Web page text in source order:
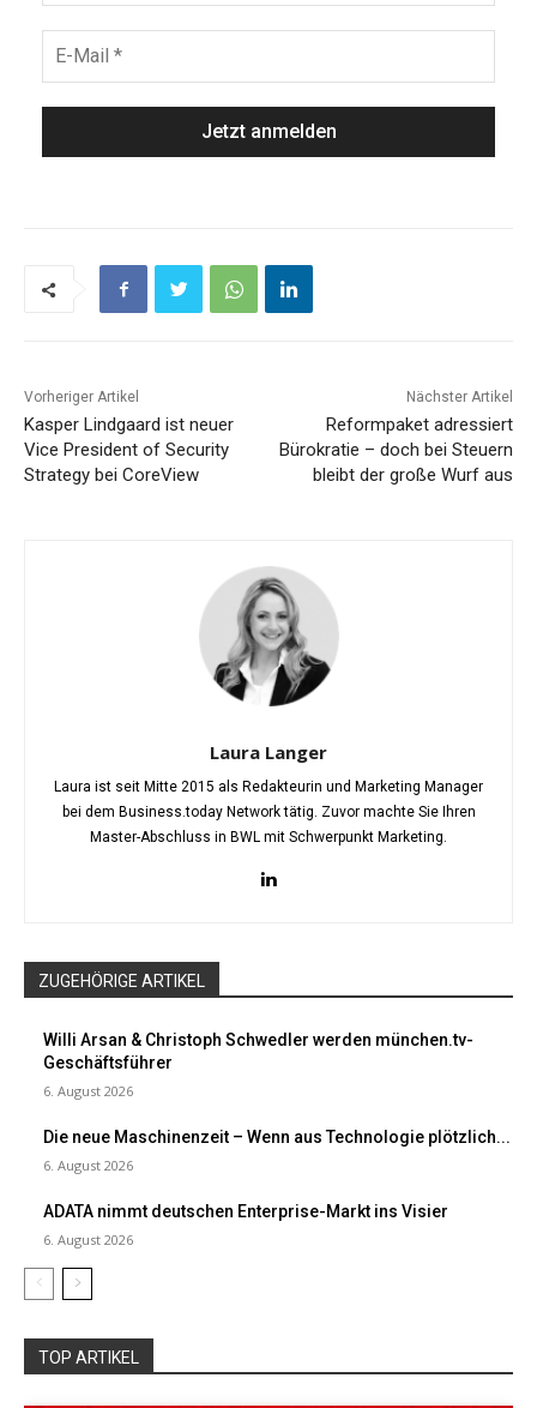
Vorheriger Artikel
Kasper Lindgaard ist neuer
Vice President of Security
Strategy bei CoreView
Nächster Artikel
Reformpaket adressiert
Bürokratie – doch bei Steuern
bleibt der große Wurf aus
Laura Langer
Laura ist seit Mitte 2015 als Redakteurin und Marketing Manager
bei dem Business.today Network tätig. Zuvor machte Sie Ihren
Master-Abschluss in BWL mit Schwerpunkt Marketing.
ZUGEHÖRIGE ARTIKEL
Willi Arsan & Christoph Schwedler werden münchen.tv-
Geschäftsführer
6. August 2026
Die neue Maschinenzeit – Wenn aus Technologie plötzlich...
6. August 2026
ADATA nimmt deutschen Enterprise-Markt ins Visier
6. August 2026
TOP ARTIKEL